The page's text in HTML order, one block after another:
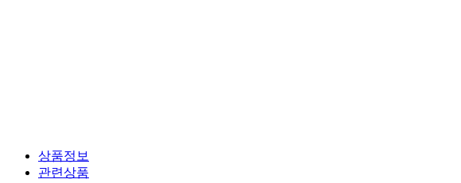
상품정보
관련상품